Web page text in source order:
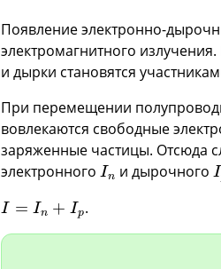
Появление электронно-
электромагнитного
и дырки становятся
При перемещении
вовлекаются свободные
заряженные частицы. Отсюда
электронного In
In и дырочного I
I
I = In + Ip
I= +I .